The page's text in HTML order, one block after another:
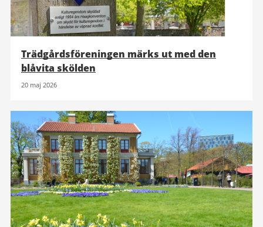
Trädgårdsföreningen märks ut med den
blåvita skölden
20 maj 2026